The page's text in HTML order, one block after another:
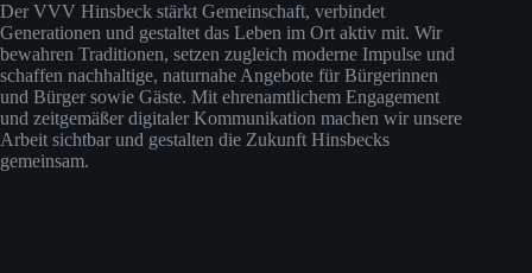
Der VVV Hinsbeck stärkt Gemeinschaft, verbindet
Generationen und gestaltet das Leben im Ort aktiv mit. Wir
bewahren Traditionen, setzen zugleich moderne Impulse und
schaffen nachhaltige, naturnahe Angebote für Bürgerinnen
und Bürger sowie Gäste. Mit ehrenamtlichem Engagement
und zeitgemäßer digitaler Kommunikation machen wir unsere
Arbeit sichtbar und gestalten die Zukunft Hinsbecks
gemeinsam.